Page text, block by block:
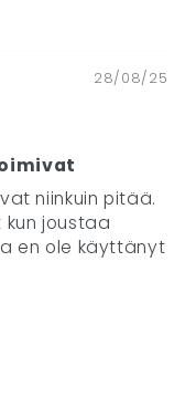
28/08/25
niinkuin pitää.
joustaa
en ole käyttänyt